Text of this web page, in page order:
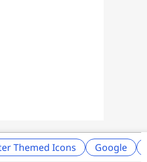
Themed Icons Google